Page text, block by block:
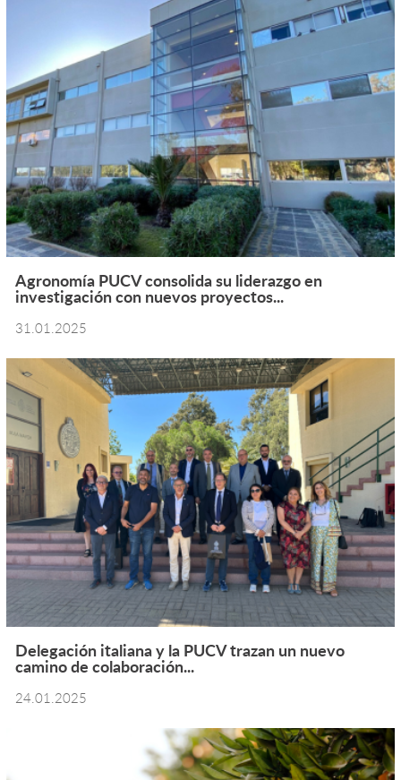
Agronomía PUCV consolida su liderazgo en
investigación con nuevos proyectos...
31.01.2025
Delegación italiana y la PUCV trazan un nuevo
camino de colaboración...
24.01.2025